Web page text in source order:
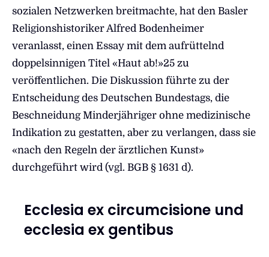
sozialen Netzwerken breitmachte, hat den Basler
Religionshistoriker Alfred Bodenheimer
veranlasst, einen Essay mit dem aufrüttelnd
doppelsinnigen Titel «Haut ab!»25 zu
veröffentlichen. Die Diskussion führte zu der
Entscheidung des Deutschen Bundestags, die
Beschneidung Minderjähriger ohne medizinische
Indikation zu gestatten, aber zu verlangen, dass sie
«nach den Regeln der ärztlichen Kunst»
durchgeführt wird (vgl. BGB § 1631 d).
Ecclesia ex circumcisione und
ecclesia ex gentibus